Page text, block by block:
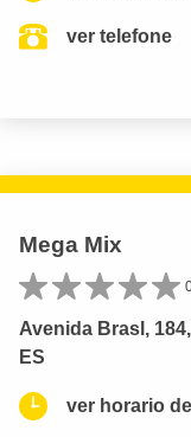
ver telefone
Mega Mix
Avenida Brasl,
ES
ver horario